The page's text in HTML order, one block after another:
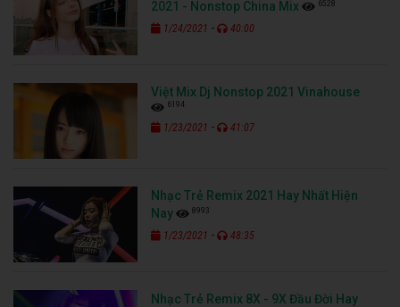
2021 - Nonstop China Mix
6528
1/24/2021 - 40:00
Việt Mix Dj Nonstop 2021 Vinahouse
6194
1/23/2021 - 41:07
Nhạc Trẻ Remix 2021 Hay Nhất Hiện
Nay
8993
1/23/2021 - 48:35
Nhạc Trẻ Remix 8X - 9X Đầu Đời Hay